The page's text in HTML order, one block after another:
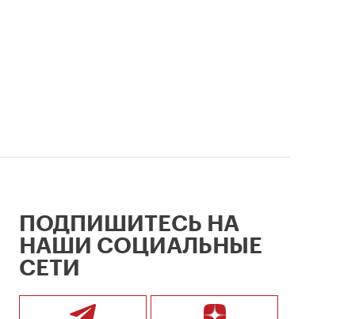
ПОДПИШИТЕСЬ НА
НАШИ СОЦИАЛЬНЫЕ
СЕТИ